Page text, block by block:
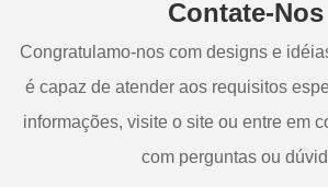
Contate-Nos
Congratulamo-nos com designs e
é capaz de atender aos requisitos
informações, visite o site ou entre em
com perguntas ou